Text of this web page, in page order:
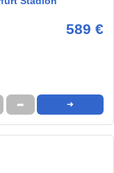
589 €
➦ ➜